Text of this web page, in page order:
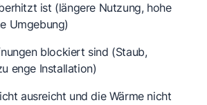
ist (längere Nutzung, hohe
Umgebung)
blockiert sind (Staub,
enge Installation)
ausreicht und die Wärme nicht